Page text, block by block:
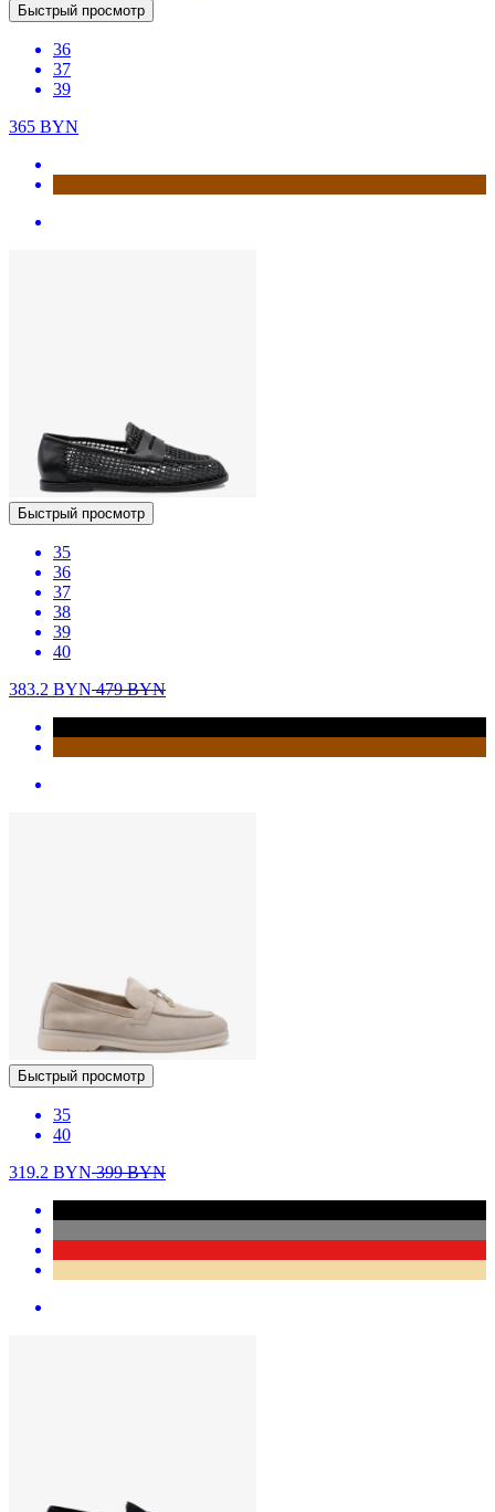
Быстрый просмотр
36
37
39
365 BYN
Быстрый просмотр
35
36
37
38
39
40
383.2 BYN479BYN
Быстрый просмотр
35
40
319.2 BYN399BYN